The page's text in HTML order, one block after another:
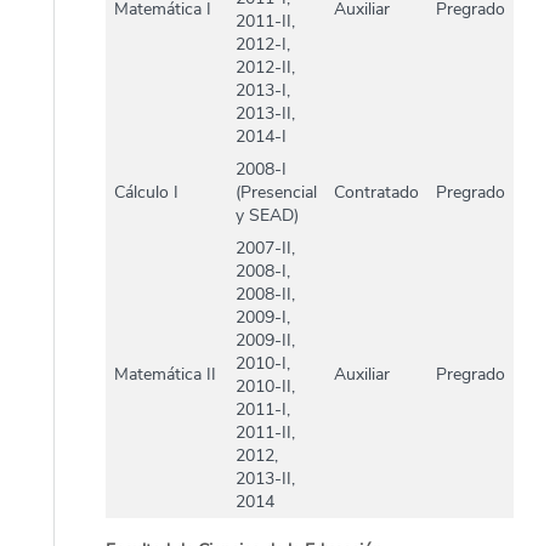
Matemática I
2011-II,
2012-I,
2012-II,
2013-I,
2013-II,
2014-I
Auxiliar Pregrado
Cálculo I
2008-I
(Presencial
y SEAD)
Contratado Pregrado
Matemática II
2007-II,
2008-I,
2008-II,
2009-I,
2009-II,
2010-I,
2010-II,
2011-I,
2011-II,
2012,
2013-II,
2014
Auxiliar Pregrado